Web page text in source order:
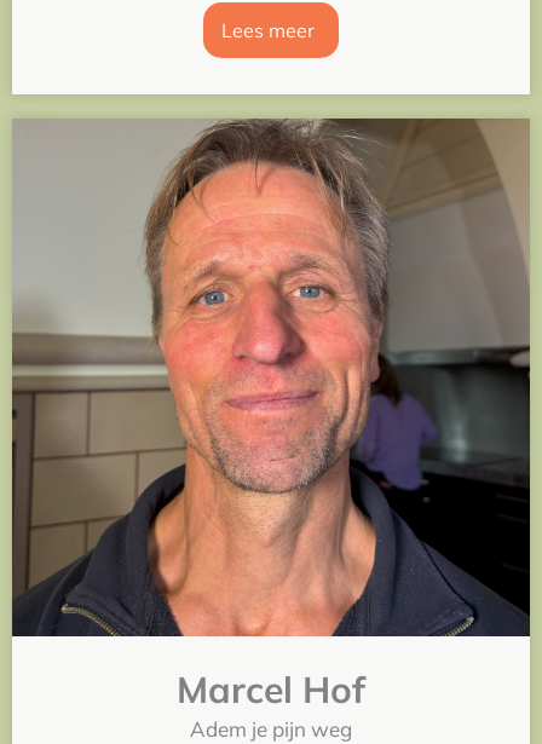
Lees meer
Marcel Hof
Adem je pijn weg